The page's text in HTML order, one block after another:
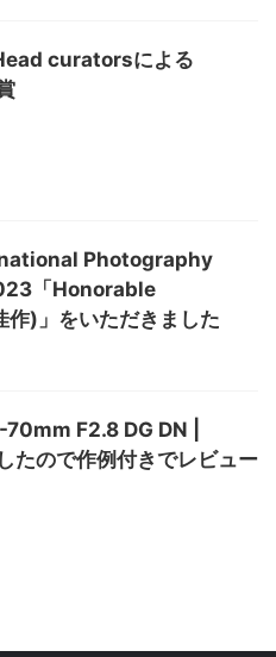
curatorsによる
Photography
「Honorable
)」をいただきました
F2.8 DG DN |
たので作例付きでレビュー